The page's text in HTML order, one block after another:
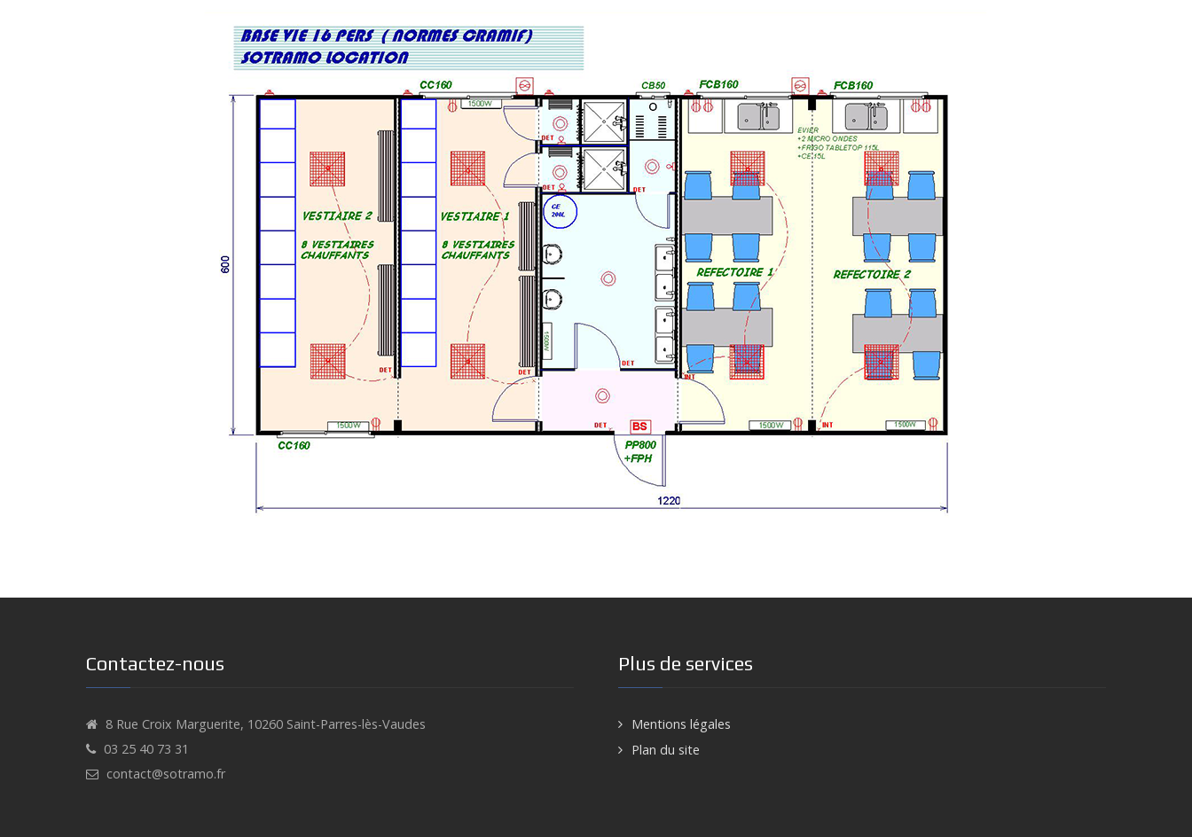
Contactez-nous
8 Rue Croix Marguerite, 10260 Saint-Parres-lès-Vaudes
03 25 40 73 31
contact@sotramo.fr
Plus de services
Mentions légales
Plan du site